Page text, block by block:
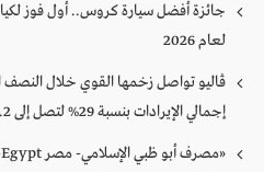
لعام 2026
إجمالي الإيرادات بنسبة 29% لتصل إلى 3.2 مليار جنيه